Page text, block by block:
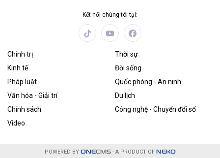
Kết nối chúng tôi tại:
Chính trị
Thời sự
Kinh tế
Đời sống
Pháp luật
Quốc phòng - An ninh
Văn hóa - Giải trí
Du lịch
Chính sách
Công nghệ - Chuyển đổi số
Video
POWERED BY ONECMS- A PRODUCT OF NEKO